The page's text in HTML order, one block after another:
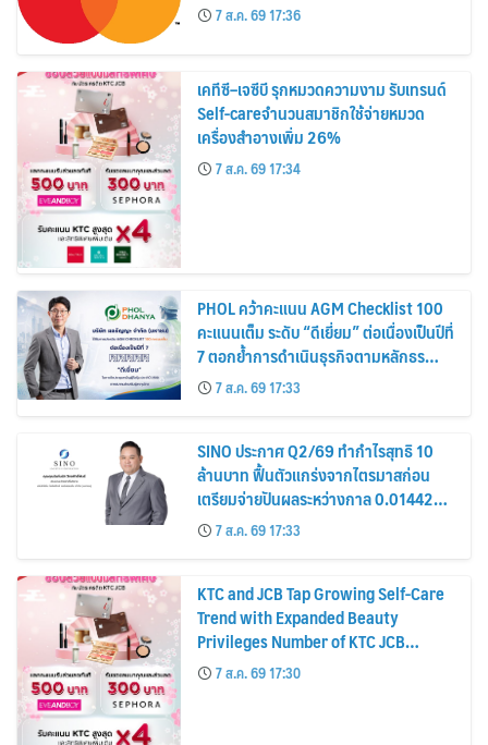
7 ส.ค. 69 17:36
เคทีซี–เจซีบี รุกหมวดความงาม รับเทรนด์
Self-careจำนวนสมาชิกใช้จ่ายหมวด
เครื่องสำอางเพิ่ม 26%
7 ส.ค. 69 17:34
PHOL คว้าคะแนน AGM Checklist 100
คะแนนเต็ม ระดับ “ดีเยี่ยม” ต่อเนื่องเป็นปีที่
7 ตอกย้ำการดำเนินธุรกิจตามหลักธร
รมาภิบาล โปร่งใส สร้างความเชื่อมั่นผู้ถือ
หุ้น
7 ส.ค. 69 17:33
SINO ประกาศ Q2/69 ทำกำไรสุทธิ 10
ล้านบาท ฟื้นตัวแกร่งจากไตรมาสก่อน
เตรียมจ่ายปันผลระหว่างกาล 0.014423
บาทต่อหุ้น ครึ่งปีหลังมุ่งเติบโตต่อเนื่อง
7 ส.ค. 69 17:33
KTC and JCB Tap Growing Self-Care
Trend with Expanded Beauty
Privileges Number of KTC JCB
Cardmembers Spending on
Cosmetics Rises 26%
7 ส.ค. 69 17:30